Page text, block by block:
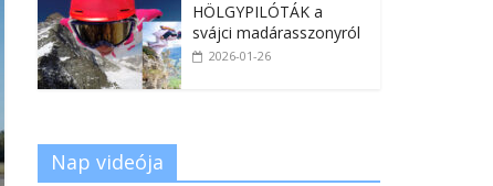
HÖLGYPILÓTÁK a
svájci madárasszonyról
2026-01-26
Nap videója